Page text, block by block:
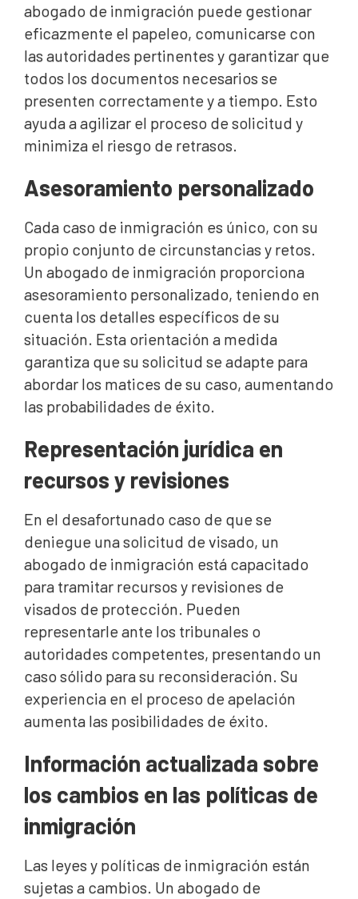
abogado de inmigración puede gestionar
eficazmente el papeleo, comunicarse con
las autoridades pertinentes y garantizar que
todos los documentos necesarios se
presenten correctamente y a tiempo. Esto
ayuda a agilizar el proceso de solicitud y
minimiza el riesgo de retrasos.
Asesoramiento personalizado
Cada caso de inmigración es único, con su
propio conjunto de circunstancias y retos.
Un abogado de inmigración proporciona
asesoramiento personalizado, teniendo en
cuenta los detalles específicos de su
situación. Esta orientación a medida
garantiza que su solicitud se adapte para
abordar los matices de su caso, aumentando
las probabilidades de éxito.
Representación jurídica en
recursos y revisiones
En el desafortunado caso de que se
deniegue una solicitud de visado, un
abogado de inmigración está capacitado
para tramitar recursos y revisiones de
visados de protección. Pueden
representarle ante los tribunales o
autoridades competentes, presentando un
caso sólido para su reconsideración. Su
experiencia en el proceso de apelación
aumenta las posibilidades de éxito.
Información actualizada sobre
los cambios en las políticas de
inmigración
Las leyes y políticas de inmigración están
sujetas a cambios. Un abogado de